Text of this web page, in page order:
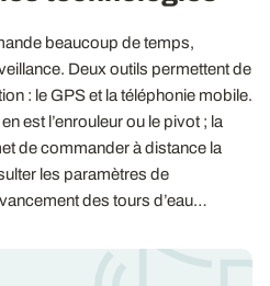
beaucoup de temps,
Deux outils permettent de
: le GPS et la téléphonie mobile.
est l’enrouleur ou le pivot ; la
de commander à distance la
les paramètres de
des tours d’eau…